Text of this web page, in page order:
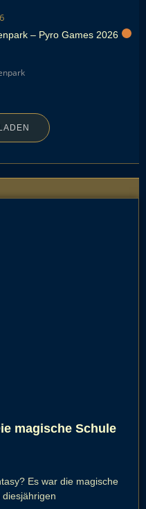
– Pyro Games 2026
magische Schule
Es war die magische